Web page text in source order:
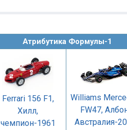
Атрибутика Формулы-1
Ferrari 156 F1,
Хилл,
чемпион-1961
Williams
FW47,
Австралия-